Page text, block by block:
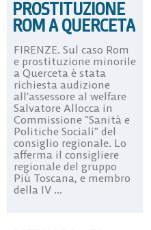
PROSTITUZIONE
ROM A QUERCETA
FIRENZE. Sul caso Rom
e prostituzione minorile
a Querceta è stata
richiesta audizione
all’assessore al welfare
Salvatore Allocca in
Commissione “Sanità e
Politiche Sociali” del
consiglio regionale. Lo
afferma il consigliere
regionale del gruppo
Più Toscana, e membro
della IV ...